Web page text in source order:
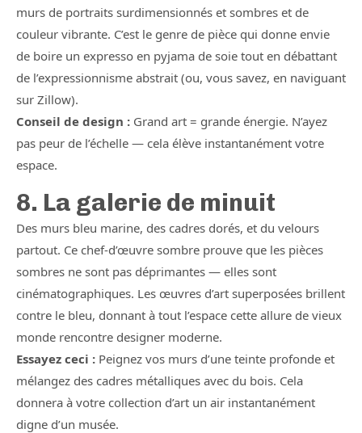
murs de portraits surdimensionnés et sombres et de
couleur vibrante. C’est le genre de pièce qui donne envie
de boire un expresso en pyjama de soie tout en débattant
de l’expressionnisme abstrait (ou, vous savez, en naviguant
sur Zillow).
Conseil de design : Grand art = grande énergie. N’ayez
pas peur de l’échelle — cela élève instantanément votre
espace.
8. La galerie de minuit
Des murs bleu marine, des cadres dorés, et du velours
partout. Ce chef-d’œuvre sombre prouve que les pièces
sombres ne sont pas déprimantes — elles sont
cinématographiques. Les œuvres d’art superposées brillent
contre le bleu, donnant à tout l’espace cette allure de vieux
monde rencontre designer moderne.
Essayez ceci : Peignez vos murs d’une teinte profonde et
mélangez des cadres métalliques avec du bois. Cela
donnera à votre collection d’art un air instantanément
digne d’un musée.